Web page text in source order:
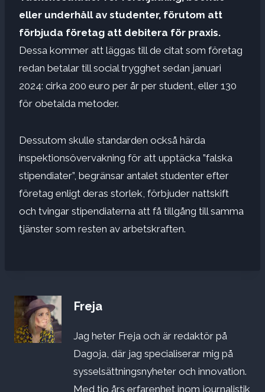
eller underhåll av studenter, förutom att
förbjuda företag att debitera för praxis.
Dessa kommer att läggas till de citat som företag
redan betalar till social trygghet sedan januari
2024: cirka 200 euro per år per student, eller 130
för obetalda metoder.
Dessutom skulle standarden också härda
inspektionsövervakning för att upptäcka ”falska
stipendiater”, begränsar antalet studenter efter
företag enligt deras storlek, förbjuder nattskift
och tvingar stipendiaterna att få tillgång till samma
tjänster som resten av arbetskraften.
Freja
Jag heter Freja och är redaktör på
Dagoja, där jag specialiserar mig på
sysselsättningsnyheter och innovation.
Med tio års erfarenhet inom journalistik